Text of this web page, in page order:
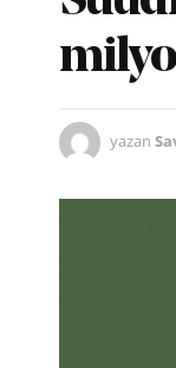
yazan